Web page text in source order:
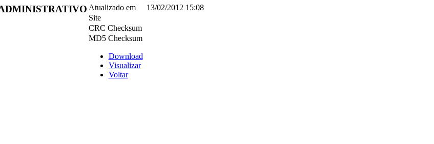
Atualizado em
13/02/2012 15:08
Site
CRC Checksum
MD5 Checksum
Download
Visualizar
Voltar